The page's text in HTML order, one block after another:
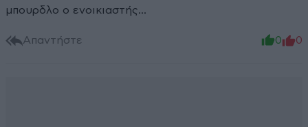
μπουρδλο ο ενοικιαστής...
Απαντήστε 0 0